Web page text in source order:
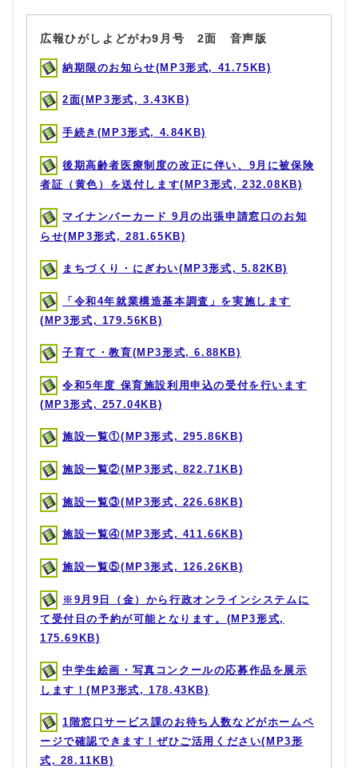
広報ひがしよどがわ9月号 2面 音声版
納期限のお知らせ(MP3形式, 41.75KB)
2面(MP3形式, 3.43KB)
手続き(MP3形式, 4.84KB)
後期高齢者医療制度の改正に伴い、9月に被保険
者証（黄色）を送付します(MP3形式, 232.08KB)
マイナンバーカード 9月の出張申請窓口のお知
らせ(MP3形式, 281.65KB)
まちづくり・にぎわい(MP3形式, 5.82KB)
「令和4年就業構造基本調査」を実施します
(MP3形式, 179.56KB)
子育て・教育(MP3形式, 6.88KB)
令和5年度 保育施設利用申込の受付を行います
(MP3形式, 257.04KB)
施設一覧①(MP3形式, 295.86KB)
施設一覧②(MP3形式, 822.71KB)
施設一覧③(MP3形式, 226.68KB)
施設一覧④(MP3形式, 411.66KB)
施設一覧⑤(MP3形式, 126.26KB)
※9月9日（金）から行政オンラインシステムに
て受付日の予約が可能となります。(MP3形式,
175.69KB)
中学生絵画・写真コンクールの応募作品を展示
します！(MP3形式, 178.43KB)
1階窓口サービス課のお待ち人数などがホームペ
ージで確認できます！ぜひご活用ください(MP3形
式, 28.11KB)